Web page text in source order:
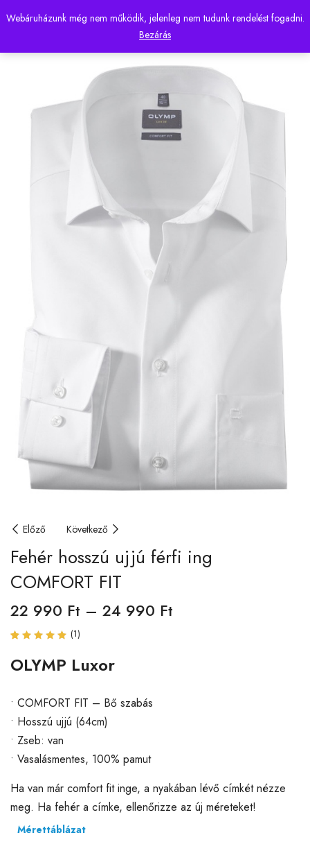
Webáruházunk még nem működik, jelenleg nem tudunk rendelést fogadni.
Bezárás
Előző Következő
Fehér hosszú ujjú férfi ing
COMFORT FIT
22 990 Ft – 24 990 Ft
5-ből,
(1)
OLYMP Luxor
• COMFORT FIT – Bő szabás
• Hosszú ujjú (64cm)
• Zseb: van
• Vasalásmentes, 100% pamut
Ha van már comfort fit inge, a nyakában lévő címkét nézze
meg. Ha fehér a címke, ellenőrizze az új méreteket!
Mérettáblázat